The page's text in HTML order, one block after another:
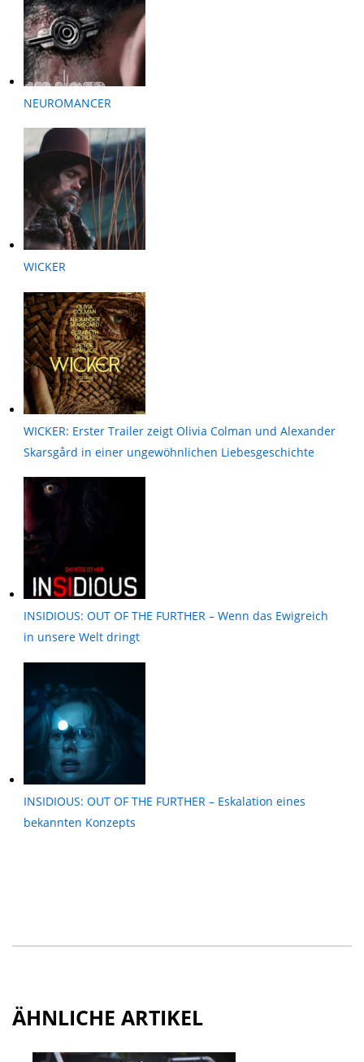
NEUROMANCER
WICKER
WICKER: Erster Trailer zeigt Olivia Colman und Alexander
Skarsgård in einer ungewöhnlichen Liebesgeschichte
INSIDIOUS: OUT OF THE FURTHER – Wenn das Ewigreich
in unsere Welt dringt
INSIDIOUS: OUT OF THE FURTHER – Eskalation eines
bekannten Konzepts
ÄHNLICHE ARTIKEL